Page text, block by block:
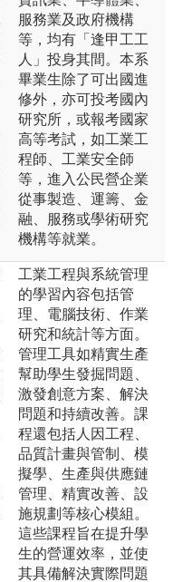
服務業及政府機構
等，均有「逢甲工工
人」投身其間。本系
畢業生除了可出國進
修外，亦可投考國內
研究所，或報考國家
高等考試，如工業工
程師、工業安全師
等，進入公民營企業
從事製造、運籌、金
融、服務或學術研究
機構等就業。
工業工程與系統管理
的學習內容包括管
理、電腦技術、作業
研究和統計等方面。
管理工具如精實生產
幫助學生發掘問題、
激發創意方案、解決
問題和持續改善。課
程還包括人因工程、
品質計畫與管制、模
擬學、生產與供應鏈
管理、精實改善、設
施規劃等核心模組。
這些課程旨在提升學
生的營運效率，並使
其具備解決實際問題